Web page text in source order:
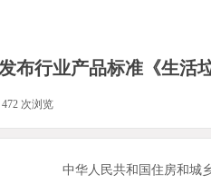
布行业产品标准《生活
472 次浏览
中华人民共和国住房和城